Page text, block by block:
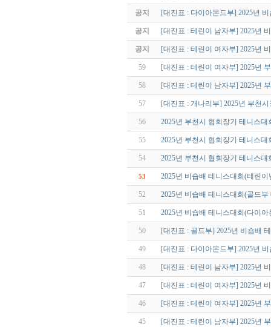
공지 [대진표 : 다이아몬드부] 2025년
공지 [대진표 : 테린이 남자부] 2025년
공지 [대진표 : 테린이 여자부] 2025년
59 [대진표 : 테린이 여자부] 2025년
58 [대진표 : 테린이 남자부] 2025년
57 [대진표 : 개나리부] 2025년 부천
56 2025년 부천시 협회장기 테니스대
55 2025년 부천시 협회장기 테니스
54 2025년 부천시 협회장기 테니스
53 2025년 비숍배 테니스대회(테린
52 2025년 비숍배 테니스대회(골드부
51 2025년 비숍배 테니스대회(다이
50 [대진표 : 골드부] 2025년 비숍배
49 [대진표 : 다이아몬드부] 2025년
48 [대진표 : 테린이 남자부] 2025년
47 [대진표 : 테린이 여자부] 2025년
46 [대진표 : 테린이 여자부] 2025년
45 [대진표 : 테린이 남자부] 2025년